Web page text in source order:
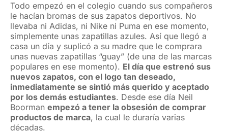
Todo empezó en el colegio cuando sus compañeros
le hacían bromas de sus zapatos deportivos. No
llevaba ni Adidas, ni Nike ni Puma en ese momento,
simplemente unas zapatillas azules. Así que llegó a
casa un día y suplicó a su madre que le comprara
unas nuevas zapatillas “guay” (de una de las marcas
populares en ese momento). El día que estrenó sus
nuevos zapatos, con el logo tan deseado,
inmediatamente se sintió más querido y aceptado
por los demás estudiantes. Desde ese día Neil
Boorman empezó a tener la obsesión de comprar
productos de marca, la cual le duraría varias
décadas.